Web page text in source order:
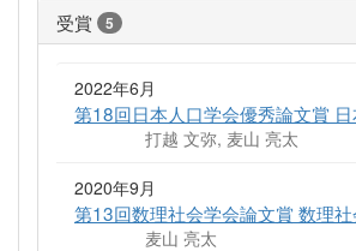
受賞 5
2022年6月
第18回日本人口学会優秀論文賞
打越 文弥, 麦山 亮太
2020年9月
第13回数理社会学会論文賞 数理
麦山 亮太